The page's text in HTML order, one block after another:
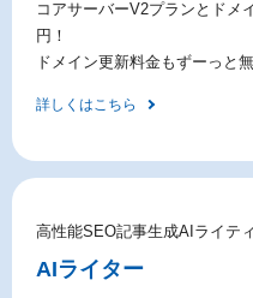
コアサーバーV2プランとドメ
円！
ドメイン更新料金もずーっと無
詳しくはこちら
高性能SEO記事生成AIライテ
AIライター